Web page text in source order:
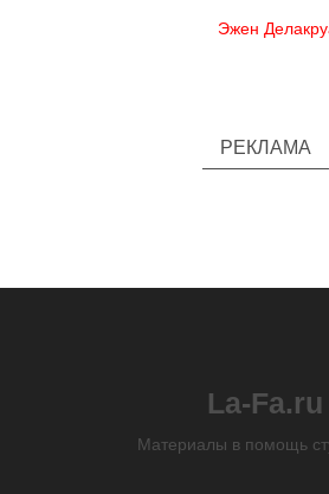
Эжен
РЕКЛАМА
La-Fa.ru
Материалы в помощь